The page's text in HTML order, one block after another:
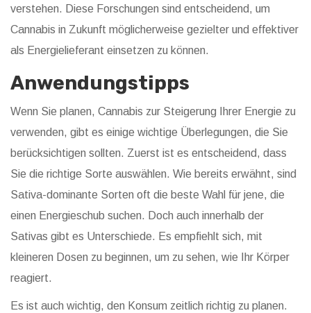
verstehen. Diese Forschungen sind entscheidend, um
Cannabis in Zukunft möglicherweise gezielter und effektiver
als Energielieferant einsetzen zu können.
Anwendungstipps
Wenn Sie planen, Cannabis zur Steigerung Ihrer Energie zu
verwenden, gibt es einige wichtige Überlegungen, die Sie
berücksichtigen sollten. Zuerst ist es entscheidend, dass
Sie die richtige Sorte auswählen. Wie bereits erwähnt, sind
Sativa-dominante Sorten oft die beste Wahl für jene, die
einen Energieschub suchen. Doch auch innerhalb der
Sativas gibt es Unterschiede. Es empfiehlt sich, mit
kleineren Dosen zu beginnen, um zu sehen, wie Ihr Körper
reagiert.
Es ist auch wichtig, den Konsum zeitlich richtig zu planen.